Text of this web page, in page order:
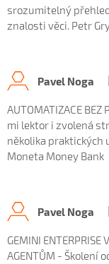
srozumitelný
znalosti věci. Petr
Pavel Noga
AUTOMATIZACE BEZ
mi lektor i zvolená
několika praktických
Moneta Money Bank
Pavel Noga
GEMINI ENTERPRISE
AGENTŮM - Školení